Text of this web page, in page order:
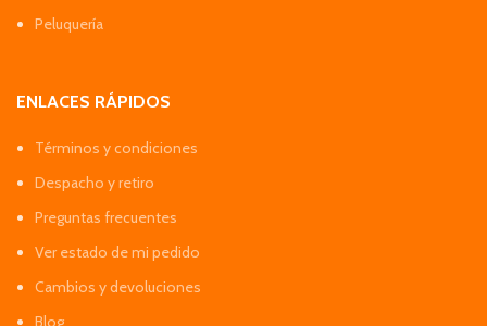
Peluquería
ENLACES RÁPIDOS
Términos y condiciones
Despacho y retiro
Preguntas frecuentes
Ver estado de mi pedido
Cambios y devoluciones
Blog